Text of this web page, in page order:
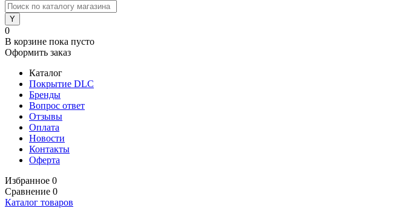
0
В корзине пока пусто
Оформить заказ
Каталог
Покрытие DLC
Бренды
Вопрос ответ
Отзывы
Оплата
Новости
Контакты
Оферта
Избранное 0
Сравнение 0
Каталог товаров